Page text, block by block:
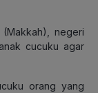
negeri
cucuku agar
orang yang